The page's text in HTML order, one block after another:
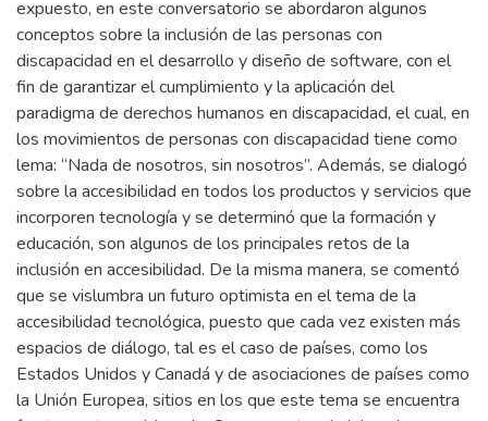
expuesto, en este conversatorio se abordaron algunos
conceptos sobre la inclusión de las personas con
discapacidad en el desarrollo y diseño de software, con el
fin de garantizar el cumplimiento y la aplicación del
paradigma de derechos humanos en discapacidad, el cual, en
los movimientos de personas con discapacidad tiene como
lema: “Nada de nosotros, sin nosotros”. Además, se dialogó
sobre la accesibilidad en todos los productos y servicios que
incorporen tecnología y se determinó que la formación y
educación, son algunos de los principales retos de la
inclusión en accesibilidad. De la misma manera, se comentó
que se vislumbra un futuro optimista en el tema de la
accesibilidad tecnológica, puesto que cada vez existen más
espacios de diálogo, tal es el caso de países, como los
Estados Unidos y Canadá y de asociaciones de países como
la Unión Europea, sitios en los que este tema se encuentra